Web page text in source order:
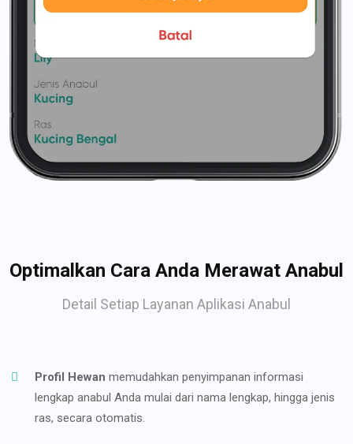
Optimalkan Cara Anda Merawat Anabul
Detail Setiap Layanan Aplikasi Anabul
Profil Hewan memudahkan penyimpanan informasi
lengkap anabul Anda mulai dari nama lengkap, hingga jenis
ras, secara otomatis.